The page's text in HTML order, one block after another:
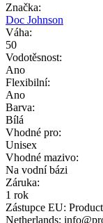
Značka:
Doc Johnson
Váha:
50
Vodotěsnost:
Ano
Flexibilní:
Ano
Barva:
Bílá
Vhodné pro:
Unisex
Vhodné mazivo:
Na vodní bázi
Záruka:
1 rok
Zástupce EU:
Netherlands;